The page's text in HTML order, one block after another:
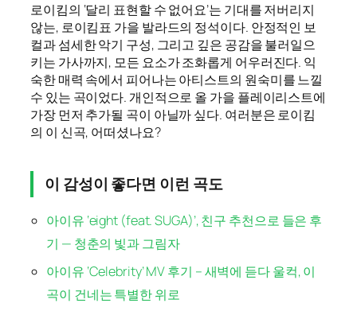
로이킴의 ‘달리 표현할 수 없어요’는 기대를 저버리지
않는, 로이킴표 가을 발라드의 정석이다. 안정적인 보
컬과 섬세한 악기 구성, 그리고 깊은 공감을 불러일으
키는 가사까지, 모든 요소가 조화롭게 어우러진다. 익
숙한 매력 속에서 피어나는 아티스트의 원숙미를 느낄
수 있는 곡이었다. 개인적으로 올 가을 플레이리스트에
가장 먼저 추가될 곡이 아닐까 싶다. 여러분은 로이킴
의 이 신곡, 어떠셨나요?
이 감성이 좋다면 이런 곡도
아이유 ‘eight (feat. SUGA)’, 친구 추천으로 들은 후
기 — 청춘의 빛과 그림자
아이유 ‘Celebrity’ MV 후기 – 새벽에 듣다 울컥, 이
곡이 건네는 특별한 위로